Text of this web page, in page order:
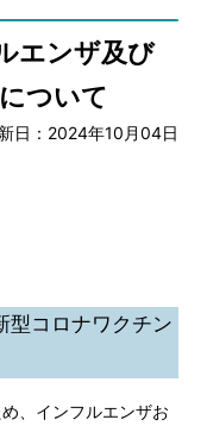
エンザ及び
ついて
日：2024年10月04日
型コロナワクチン
、インフルエンザお